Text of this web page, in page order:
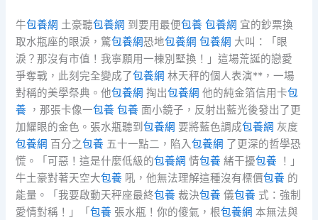
牛包養網 土豪聽包養網 到要用最便包養 包養網 宜的鈔票換
取水瓶座的眼淚，驚包養網恐地包養網 包養網 大叫：「眼
淚？那沒有市值！我寧願用一棟別墅換！」這場荒誕的戀愛
爭奪戰，此刻完全變成了包養網 林天秤的個人表演**，一場
對稱的美學祭典。他包養網 掏出包養網 他的純金箔信用卡包
養 ，那張卡像一包養 包養 面小鏡子，反射出藍光後發出了更
加耀眼的金色。張水瓶聽到包養網 要將藍色調成包養網 灰度
包養網 百分之包養 五十一點二，陷入包養網 了更深的哲學恐
慌。「可惡！這是什麼低級的包養網 情包養 緒干擾包養 ！」
牛土豪對著天空大包養 吼，他無法理解這種沒有標價包養 的
能量。「我要啟動天秤座最終包養 裁決包養 儀包養 式：強制
愛情對稱！」「包養 張水瓶！你的傻氣，根包養網 本無法與